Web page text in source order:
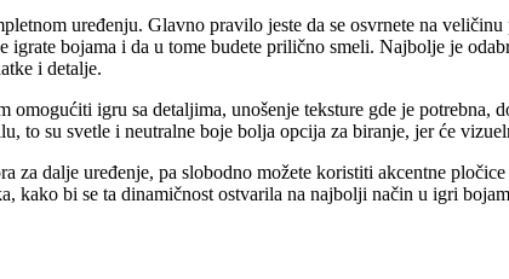
uređenju. Glavno pravilo jeste da se osvrnete na
igrate bojama i da u tome budete prilično smeli. Najbolje je
i detalje.
igru sa detaljima, unošenje teksture gde je
to su svetle i neutralne boje bolja opcija za biranje, jer će
za dalje uređenje, pa slobodno možete koristiti akcentne
kako bi se ta dinamičnost ostvarila na najbolji način u igri